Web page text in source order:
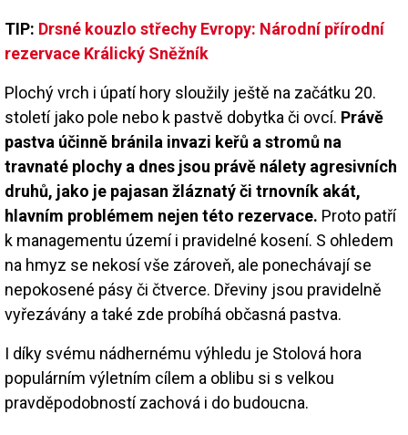
TIP: Drsné kouzlo střechy Evropy: Národní přírodní
rezervace Králický Sněžník
Plochý vrch i úpatí hory sloužily ještě na začátku 20.
století jako pole nebo k pastvě dobytka či ovcí. Právě
pastva účinně bránila invazi keřů a stromů na
travnaté plochy a dnes jsou právě nálety agresivních
druhů, jako je pajasan žláznatý či trnovník akát,
hlavním problémem nejen této rezervace. Proto patří
k managementu území i pravidelné kosení. S ohledem
na hmyz se nekosí vše zároveň, ale ponechávají se
nepokosené pásy či čtverce. Dřeviny jsou pravidelně
vyřezávány a také zde probíhá občasná pastva.
I díky svému nádhernému výhledu je Stolová hora
populárním výletním cílem a oblibu si s velkou
pravděpodobností zachová i do budoucna.